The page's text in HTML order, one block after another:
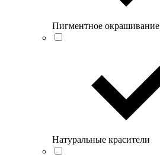
Пигментное окрашивание
Натуральные красители